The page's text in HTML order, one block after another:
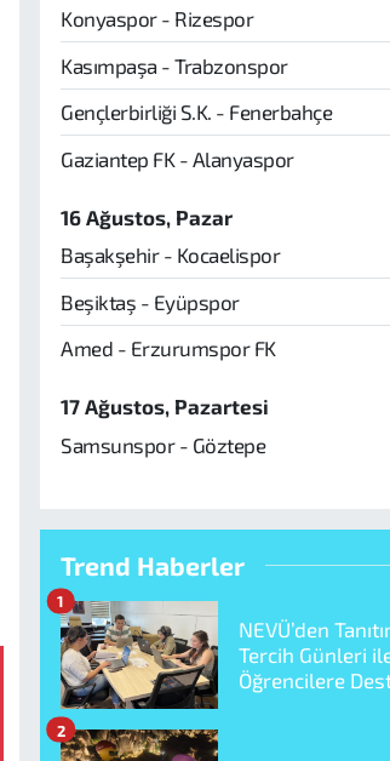
Konyaspor - Rizespor
Kasımpaşa - Trabzonspor
Gençlerbirliği S.K. - Fenerbahçe
Gaziantep FK - Alanyaspor
16 Ağustos, Pazar
Başakşehir - Kocaelispor
Beşiktaş - Eyüpspor
Amed - Erzurumspor FK
17 Ağustos, Pazartesi
Samsunspor - Göztepe
Trend Haberler
NEVÜ’den
Tercih Günleri
Öğrencilere
1
2